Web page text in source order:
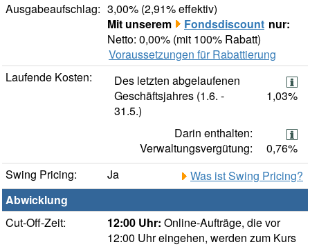
Ausgabeaufschlag: 3,00% (2,91% effektiv)
Mit unserem
Fondsdiscount nur:
Netto: 0,00% (mit 100% Rabatt)
Voraussetzungen für Rabattierung
Laufende Kosten:
Des letzten abgelaufenen
Geschäftsjahres (1.6. -
31.5.)
1,03%
Darin enthalten:
Verwaltungsvergütung:
0,76%
Swing Pricing:
Ja
Was ist Swing Pricing?
Abwicklung
Cut-Off-Zeit:
12:00 Uhr: Online-Aufträge, die vor
12:00 Uhr eingehen, werden zum Kurs